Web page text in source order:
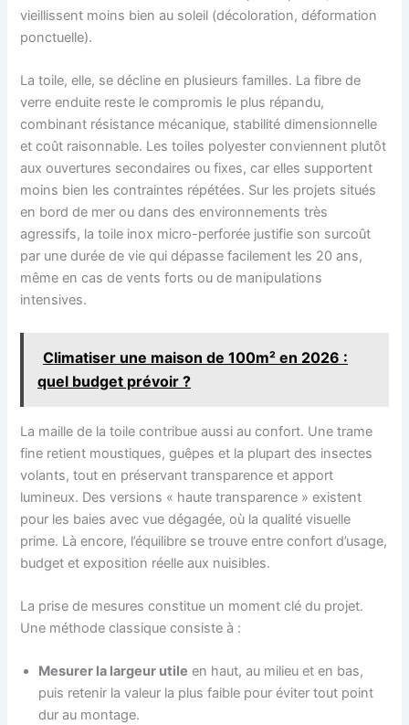
vieillissent moins bien au soleil (décoloration, déformation
ponctuelle).
La toile, elle, se décline en plusieurs familles. La fibre de
verre enduite reste le compromis le plus répandu,
combinant résistance mécanique, stabilité dimensionnelle
et coût raisonnable. Les toiles polyester conviennent plutôt
aux ouvertures secondaires ou fixes, car elles supportent
moins bien les contraintes répétées. Sur les projets situés
en bord de mer ou dans des environnements très
agressifs, la toile inox micro-perforée justifie son surcoût
par une durée de vie qui dépasse facilement les 20 ans,
même en cas de vents forts ou de manipulations
intensives.
Climatiser une maison de 100m² en 2026 :
quel budget prévoir ?
La maille de la toile contribue aussi au confort. Une trame
fine retient moustiques, guêpes et la plupart des insectes
volants, tout en préservant transparence et apport
lumineux. Des versions « haute transparence » existent
pour les baies avec vue dégagée, où la qualité visuelle
prime. Là encore, l’équilibre se trouve entre confort d’usage,
budget et exposition réelle aux nuisibles.
La prise de mesures constitue un moment clé du projet.
Une méthode classique consiste à :
Mesurer la largeur utile en haut, au milieu et en bas,
puis retenir la valeur la plus faible pour éviter tout point
dur au montage.